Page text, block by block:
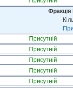
Присутній
Присутній
Присутній
Присутній
Присутній